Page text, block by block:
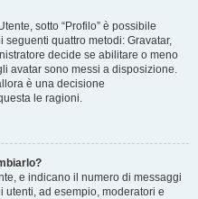
sotto “Profilo” è possibile
quattro metodi: Gravatar,
decide se abilitare o meno
avatar sono messi a disposizione.
è una decisione
le ragioni.
e indicano il numero di messaggi
ad esempio, moderatori e